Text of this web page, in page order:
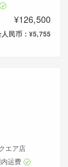
¥126,500
人民币：¥5,755
エア店
运费